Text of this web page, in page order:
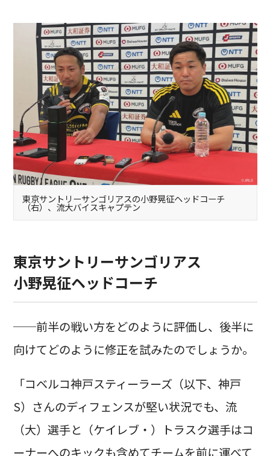
東京サントリーサンゴリアスの小野晃征ヘッドコーチ
（右）、流大バイスキャプテン
東京サントリーサンゴリアス
小野晃征ヘッドコーチ
──前半の戦い方をどのように評価し、後半に
向けてどのように修正を試みたのでしょうか。
「コベルコ神戸スティーラーズ（以下、神戸
S）さんのディフェンスが堅い状況でも、流
（大）選手と（ケイレブ・）トラスク選手はコ
ーナーへのキックも含めてチームを前に運べて